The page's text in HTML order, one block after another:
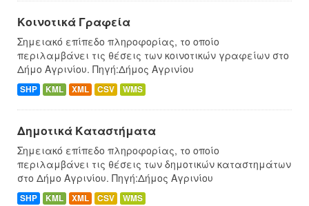
Κοινοτικά Γραφεία
Σημειακό επίπεδο πληροφορίας, το οποίο
περιλαμβάνει τις θέσεις των κοινοτικών γραφείων στο
Δήμο Αγρινίου. Πηγή:Δήμος Αγρινίου
SHP KML XML CSV WMS
Δημοτικά Καταστήματα
Σημειακό επίπεδο πληροφορίας, το οποίο
περιλαμβάνει τις θέσεις των δημοτικών καταστημάτων
στο Δήμο Αγρινίου. Πηγή:Δήμος Αγρινίου
SHP KML XML CSV WMS